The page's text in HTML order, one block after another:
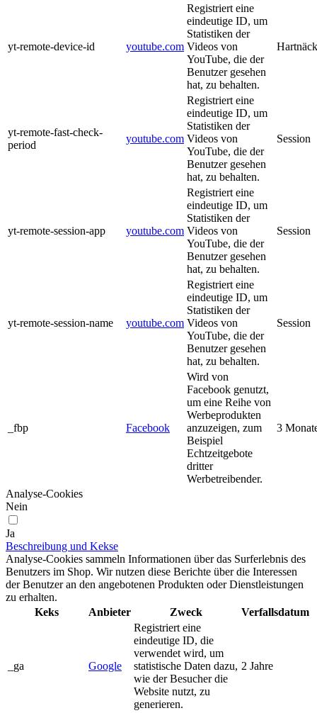
yt-remote-device-id youtube.com
Registriert eine
eindeutige ID, um
Statistiken der
Videos von
YouTube, die der
Benutzer gesehen
hat, zu behalten.
yt-remote-fast-check-
period
youtube.com
Registriert eine
eindeutige ID, um
Statistiken der
Videos von
YouTube, die der
Benutzer gesehen
hat, zu behalten.
Session
yt-remote-session-app youtube.com
Registriert eine
eindeutige ID, um
Statistiken der
Videos von
YouTube, die der
Benutzer gesehen
hat, zu behalten.
Session
yt-remote-session-name youtube.com
Registriert eine
eindeutige ID, um
Statistiken der
Videos von
YouTube, die der
Benutzer gesehen
hat, zu behalten.
Session
_fbp Facebook
Wird von
Facebook genutzt,
um eine Reihe von
Werbeprodukten
anzuzeigen, zum
Beispiel
Echtzeitgebote
dritter
Werbetreibender.
3
Analyse-Cookies
Nein
Ja
Beschreibung und Kekse
Analyse-Cookies sammeln Informationen über das Surferlebnis des
Benutzers im Shop. Wir nutzen diese Berichte über die Interessen
der Benutzer an den angebotenen Produkten oder Dienstleistungen
zu erhalten.
Keks
Anbieter Zweck Verfallsdatum
_ga Google
Registriert eine
eindeutige ID, die
verwendet wird, um
statistische Daten dazu,
wie der Besucher die
Website nutzt, zu
generieren.
2 Jahre